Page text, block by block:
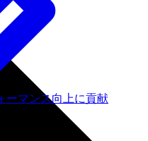
ーマンス向上に貢献